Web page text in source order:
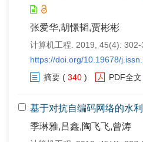
张爱华,胡憬韬,贾彬彬
计算机工程. 2019, 45(4): 302-
https://doi.org/10.19678/
摘要 ( 340 ) PDF全文
基于对抗自编码网络的水
季琳雅,吕鑫,陶飞飞,曾涛